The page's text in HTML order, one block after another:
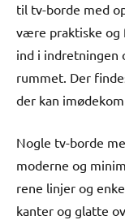
til tv-borde med
være praktiske og
ind i
rummet. Der
der kan
Nogle tv-borde
moderne og
rene linjer og
kanter og glatte